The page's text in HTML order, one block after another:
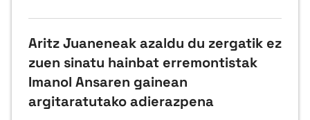
Aritz Juaneneak azaldu du zergatik ez
zuen sinatu hainbat erremontistak
Imanol Ansaren gainean
argitaratutako adierazpena